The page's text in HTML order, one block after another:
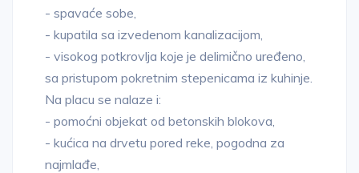
- spavaće sobe,
- kupatila sa izvedenom kanalizacijom,
- visokog potkrovlja koje je delimično uređeno,
sa pristupom pokretnim stepenicama iz kuhinje.
Na placu se nalaze i:
- pomoćni objekat od betonskih blokova,
- kućica na drvetu pored reke, pogodna za
najmlađe,